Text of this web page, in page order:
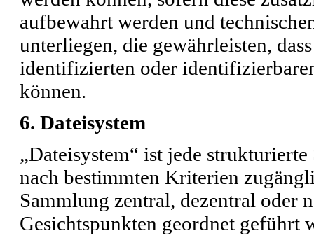
aufbewahrt werden und
unterliegen, die gewährleisten,
identifizierten oder
können.
6. Dateisystem
„Dateisystem“ ist jede
nach bestimmten Kriterien
Sammlung zentral, dezentral oder
Gesichtspunkten geordnet geführt